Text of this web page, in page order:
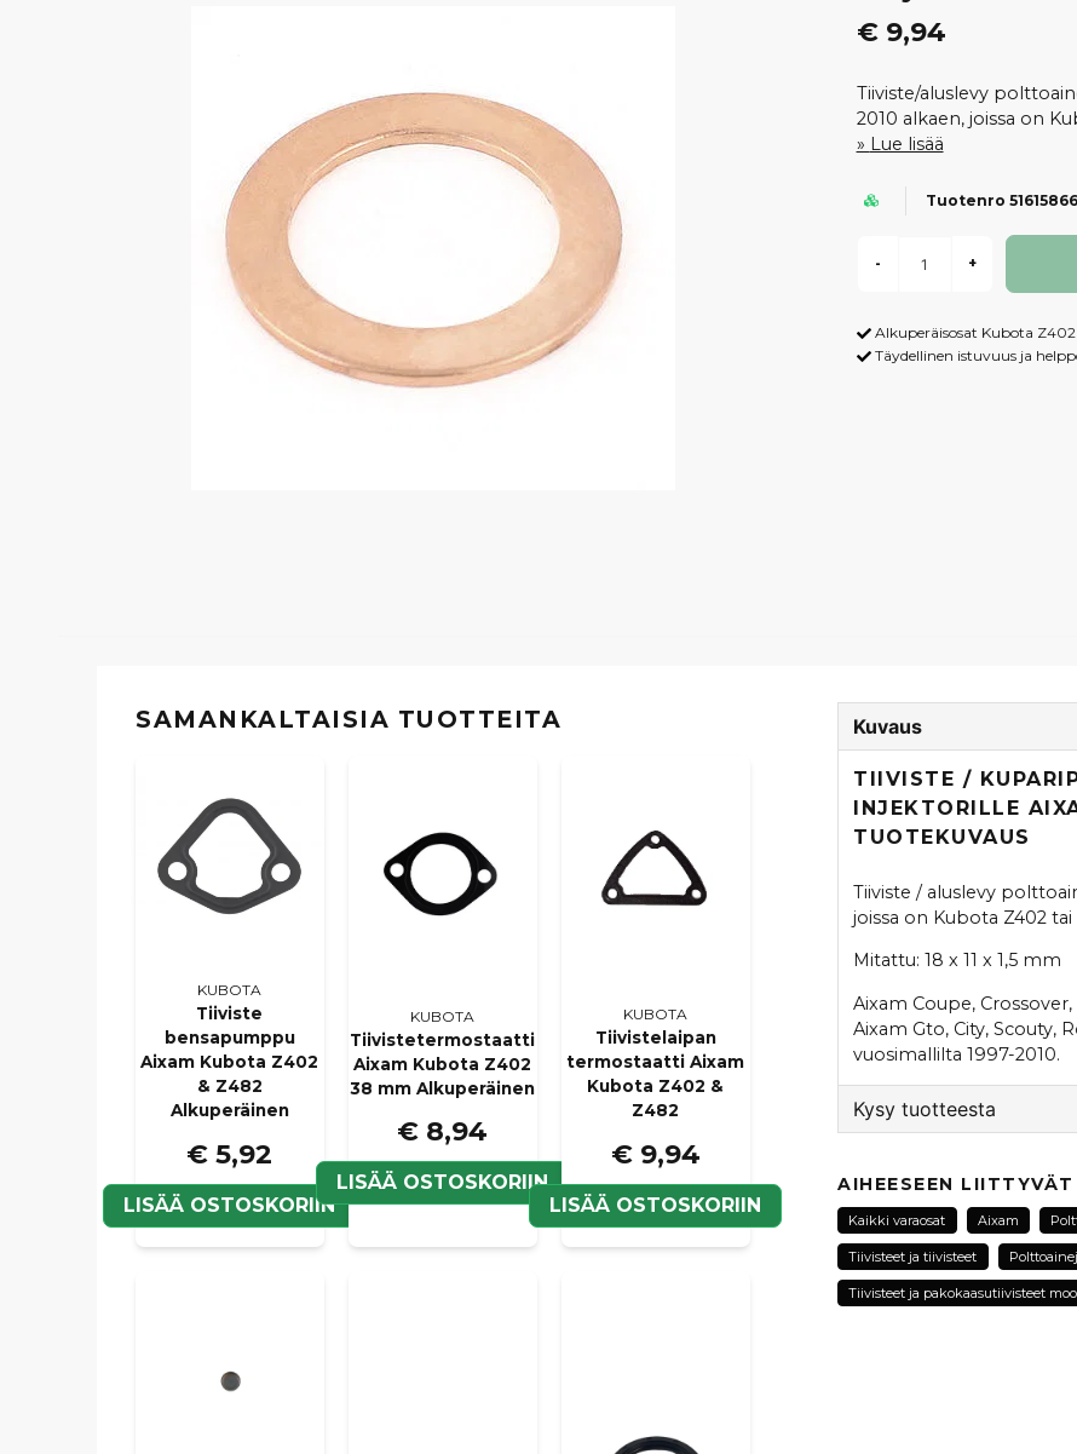
€ 9,94
Tiiviste/aluslevy
2010 alkaen, joissa on
Lue lisää
Tuotenro 51615866
- +
Alkuperäisosat Kubota
Täydellinen istuvuus ja
SAMANKALTAISIA ​​TUOTTEITA
KUBOTA
Tiiviste
bensapumppu
Aixam Kubota Z402
& Z482
Alkuperäinen
€ 5,92
LISÄÄ OSTOSKORIIN
KUBOTA
Tiivistetermostaatti
Aixam Kubota Z402
38 mm Alkuperäinen
€ 8,94
LISÄÄ OSTOSKORIIN
KUBOTA
Tiivistelaipan
termostaatti Aixam
Kubota Z402 &
Z482
€ 9,94
LISÄÄ OSTOSKORIIN
Kuvaus
TIIVISTE /
INJEKTORILLE
TUOTEKUVAUS
Tiiviste / aluslevy
joissa on Kubota Z402
Mitattu: 18 x 11 x 1,5 mm
Aixam Coupe,
Aixam Gto, City, Scouty,
vuosimallilta 1997-2010.
Kysy tuotteesta
Kysy meiltä tästä
name
Nimi
AIHEESEEN
Kaikki varaosat Aixam
Tiivisteet ja tiivisteet
Tiivisteet ja pakokaasutiivisteet